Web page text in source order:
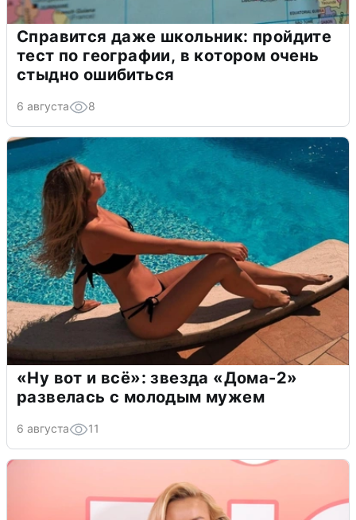
Справится даже школьник: пройдите
тест по географии, в котором очень
стыдно ошибиться
6 августа 8
«Ну вот и всё»: звезда «Дома-2»
развелась с молодым мужем
6 августа 11